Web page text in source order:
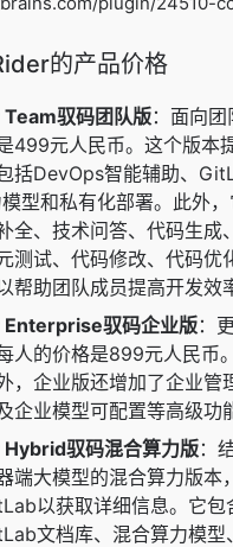
的产品价格
驭码团队版：面向
499元人民币。这个版本
括DevOps智能辅助、
型和私有化部署。此外
全、技术问答、代码生成
测试、代码修改、代码优
帮助团队成员提高开发效
驭码企业版：
人的价格是899元人民币
，企业版还增加了企业管
企业模型可配置等高级功
驭码混合算力版：
端大模型的混合算力版本
以获取详细信息。它包
文档库、混合算力模型